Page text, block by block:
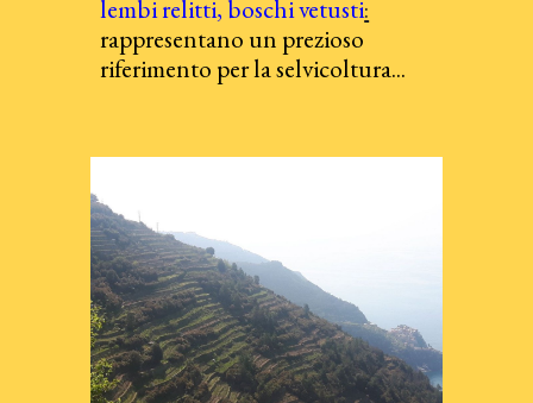
lembi relitti, boschi vetusti:
rappresentano un prezioso
riferimento per la selvicoltura...